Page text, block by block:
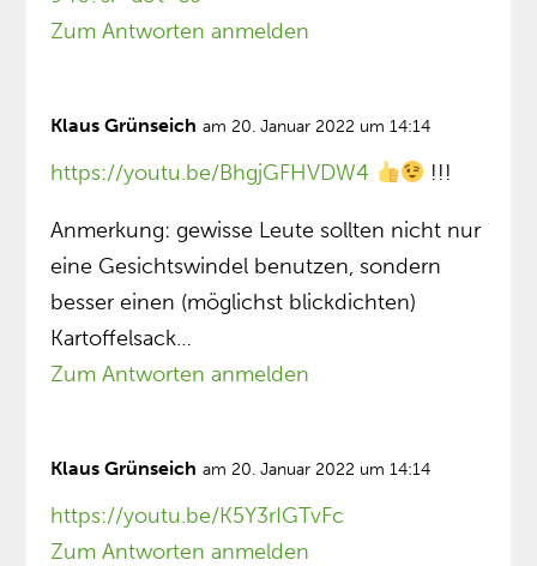
Zum Antworten anmelden
Klaus Grünseich am 20. Januar 2022 um 14:14
https://youtu.be/BhgjGFHVDW4 !!!
Anmerkung: gewisse Leute sollten nicht nur
eine Gesichtswindel benutzen, sondern
besser einen (möglichst blickdichten)
Kartoffelsack…
Zum Antworten anmelden
Klaus Grünseich am 20. Januar 2022 um 14:14
https://youtu.be/K5Y3rIGTvFc
Zum Antworten anmelden